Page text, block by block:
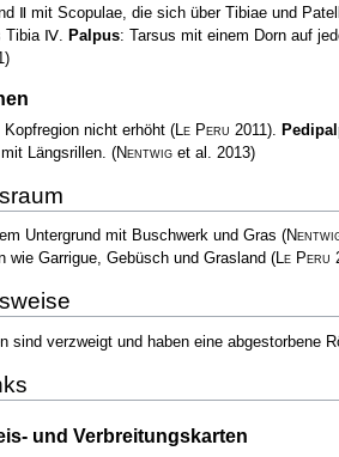
Ⅱ mit Scopulae, die sich über Tibiae und
Tibia Ⅳ.
Palpus: Tarsus mit einem Dorn auf
Kopfregion nicht erhöht (Le Peru 2011).
Längsrillen. (Nentwiget al. 2013)
Untergrund mit Buschwerk und Gras (
wie Garrigue, Gebüsch und Grasland (Le Peru
sind verzweigt und haben eine abgestorbene
und Verbreitungskarten